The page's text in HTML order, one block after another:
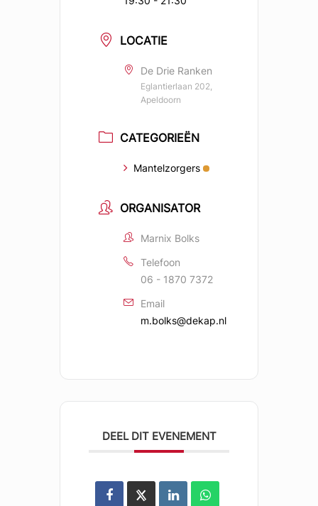
LOCATIE
De Drie Ranken
Eglantierlaan 202,
Apeldoorn
CATEGORIEËN
Mantelzorgers
ORGANISATOR
Marnix Bolks
Telefoon
06 - 1870 7372
Email
m.bolks@dekap.nl
DEEL DIT EVENEMENT